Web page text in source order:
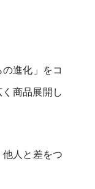
進化」をコ
商品展開し
人と差をつ